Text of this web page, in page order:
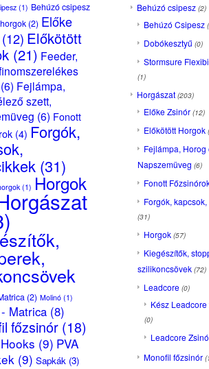
(1) Behúzó csipesz
(2) Előke
(12) Előkötött
(21) Feeder,
(6) Fejlámpa,
szett,
(6) Fonott
(4) Forgók,
(31)
(1) Horgok
(2) Molinó (1)
Matrica (8)
főzsinór (18)
(9) PVA
(9) Sapkák (3)
Behúzó csipesz (2)
Behúzó Csipesz
Dobókesztyű (0)
Stormsure
(1)
Horgászat (203)
Előke Zsinór (12)
Előkötött Horgok
Fejlámpa, Horog
Napszemüveg (6)
Fonott
Forgók,
(31)
Horgok (57)
Kiegészítők,
szilikoncsövek (72)
Leadcore (0)
Kész
(0)
Leadcore
Monofil főzsinór